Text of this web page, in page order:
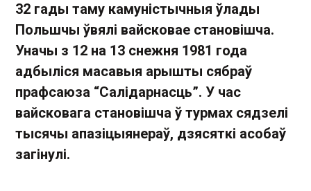
32 гады таму камуністычныя ўлады
Польшчы ўвялі вайсковае становішча.
Уначы з 12 на 13 снежня 1981 года
адбыліся масавыя арышты сябраў
прафсаюза “Салідарнасць”. У час
вайсковага становішча ў турмах сядзелі
тысячы апазіцыянераў, дзясяткі асобаў
загінулі.